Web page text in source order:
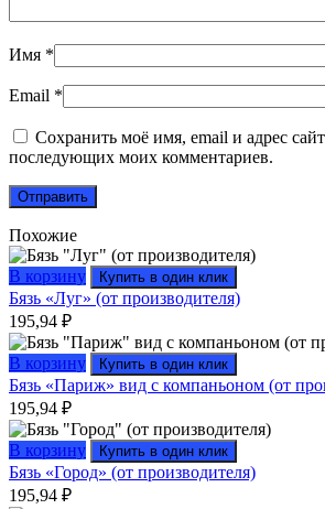
Имя *
Email *
Сохранить моё имя, email и адрес
последующих моих комментариев.
Похожие
В корзину Купить в один клик
Бязь «Луг» (от производителя)
195,94 ₽
В корзину Купить в один клик
Бязь «Париж» вид с компаньоном (от
195,94 ₽
В корзину Купить в один клик
Бязь «Город» (от производителя)
195,94 ₽